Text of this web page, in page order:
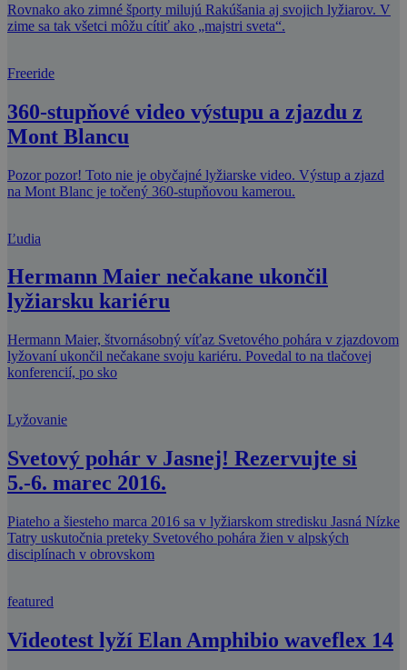
Rovnako ako zimné športy milujú Rakúšania aj svojich lyžiarov. V
zime sa tak všetci môžu cítiť ako „majstri sveta“.
Freeride
360-stupňové video výstupu a zjazdu z
Mont Blancu
Pozor pozor! Toto nie je obyčajné lyžiarske video. Výstup a zjazd
na Mont Blanc je točený 360-stupňovou kamerou.
Ľudia
Hermann Maier nečakane ukončil
lyžiarsku kariéru
Hermann Maier, štvornásobný víťaz Svetového pohára v zjazdovom
lyžovaní ukončil nečakane svoju kariéru. Povedal to na tlačovej
konferencií, po sko
Lyžovanie
Svetový pohár v Jasnej! Rezervujte si
5.-6. marec 2016.
Piateho a šiesteho marca 2016 sa v lyžiarskom stredisku Jasná Nízke
Tatry uskutočnia preteky Svetového pohára žien v alpských
disciplínach v obrovskom
featured
Videotest lyží Elan Amphibio waveflex 14